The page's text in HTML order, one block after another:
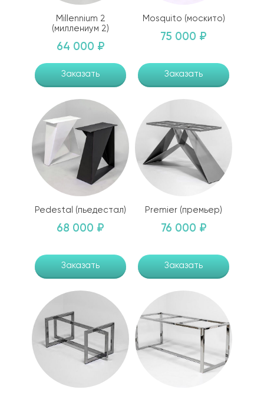
Millennium 2
(миллениум 2)
64 000 ₽
Заказать
Mosquito (москито)
75 000 ₽
Заказать
Pedestal (пьедестал)
68 000 ₽
Заказать
Premier (премьер)
76 000 ₽
Заказать